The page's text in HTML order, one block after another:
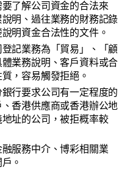
了解公司資金的合法來
明、過往業務的財務記錄
明資金合法性的文件。
登記業務為「貿易」、「顧
業務說明、客戶資料或合
，容易觸發拒絕。
銀行要求公司有一定程度的
香港供應商或香港辦公地
址的公司，被拒概率較
融服務中介、博彩相關業
。